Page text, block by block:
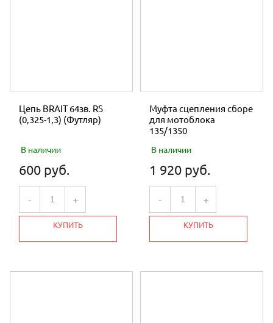
Цепь BRAIT 64зв. RS
(0,325-1,3) (Футляр)
В наличии
600 руб.
- +
КУПИТЬ
Муфта сцепления сборе
для мотоблока
135/1350
В наличии
1 920 руб.
- +
КУПИТЬ